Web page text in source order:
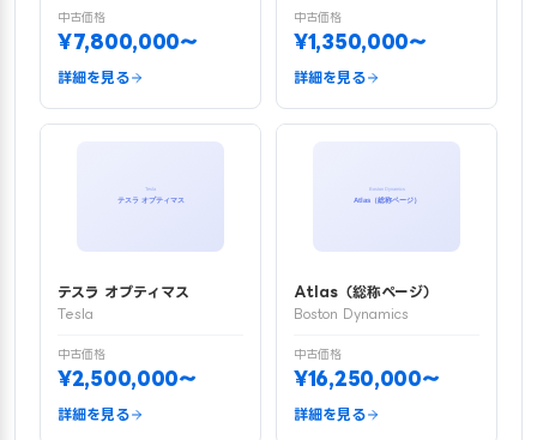
中古価格
¥7,800,000〜
詳細を見る
中古価格
¥1,350,000〜
詳細を見る
テスラ オプティマス
Tesla
中古価格
¥2,500,000〜
詳細を見る
Atlas（総称ページ）
Boston Dynamics
中古価格
¥16,250,000〜
詳細を見る